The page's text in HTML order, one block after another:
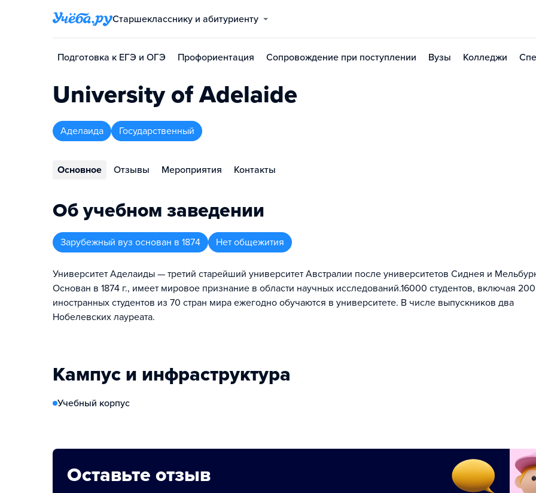
Старшекласснику и абитуриенту
Подготовка к ЕГЭ и ОГЭ Профориентация Сопровождение при поступлении Вузы Колледжи
University of Adelaide
Аделаида Государственный
Основное Отзывы Мероприятия Контакты
Об учебном заведении
Зарубежный вуз основан в 1874 Нет общежития
Университет Аделаиды — третий старейший университет Австралии после университетов Сиднея и
Основан в 1874 г., имеет мировое признание в области научных исследований.16000 студентов, включая
иностранных студентов из 70 стран мира ежегодно обучаются в университете. В числе выпускников два
Нобелевских лауреата.
Кампус и инфраструктура
Учебный корпус
Оставьте отзыв